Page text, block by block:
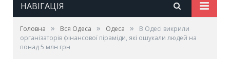
НАВІГАЦІЯ
Головна » Вся Одеса » Одеса »
В Одесі викрили
організаторів фінансової піраміди, які ошукали людей на
понад 5 млн грн